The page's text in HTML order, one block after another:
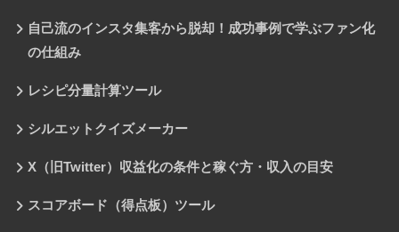
自己流のインスタ集客から脱却！成功事例で学ぶファン化
の仕組み
レシピ分量計算ツール
シルエットクイズメーカー
X（旧Twitter）収益化の条件と稼ぐ方・収入の目安
スコアボード（得点板）ツール